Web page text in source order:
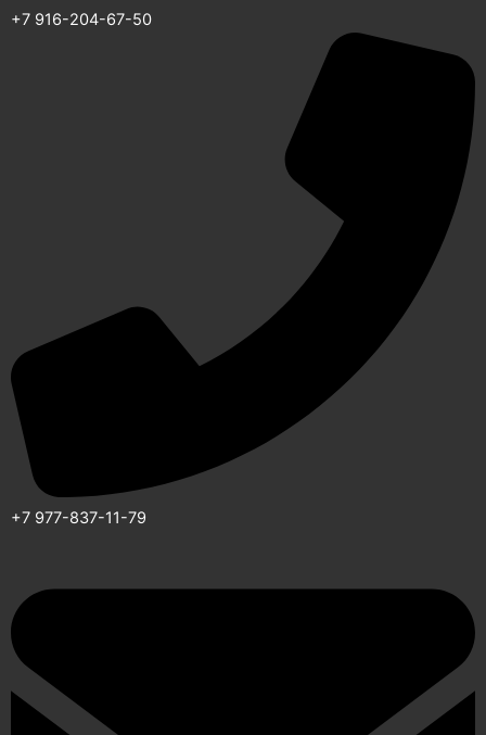
+7 916-204-67-50
+7 977-837-11-79